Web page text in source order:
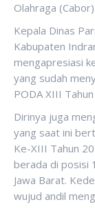
Olahraga
Kepala Dinas
Kabupaten
mengapresiasi
yang sudah
PODA XIII
Dirinya juga
yang saat ini
Ke-XIII Tahun
berada di posisi
Jawa Barat.
wujud andil